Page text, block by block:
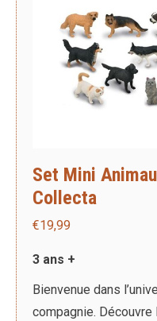
Set Mini
Collecta
€19,99
3 ans +
Bienvenue dans
compagnie.